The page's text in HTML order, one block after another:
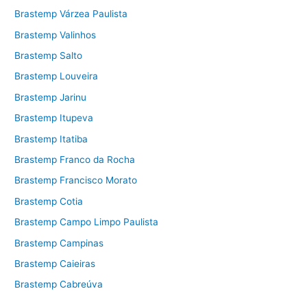
Brastemp Várzea Paulista
Brastemp Valinhos
Brastemp Salto
Brastemp Louveira
Brastemp Jarinu
Brastemp Itupeva
Brastemp Itatiba
Brastemp Franco da Rocha
Brastemp Francisco Morato
Brastemp Cotia
Brastemp Campo Limpo Paulista
Brastemp Campinas
Brastemp Caieiras
Brastemp Cabreúva